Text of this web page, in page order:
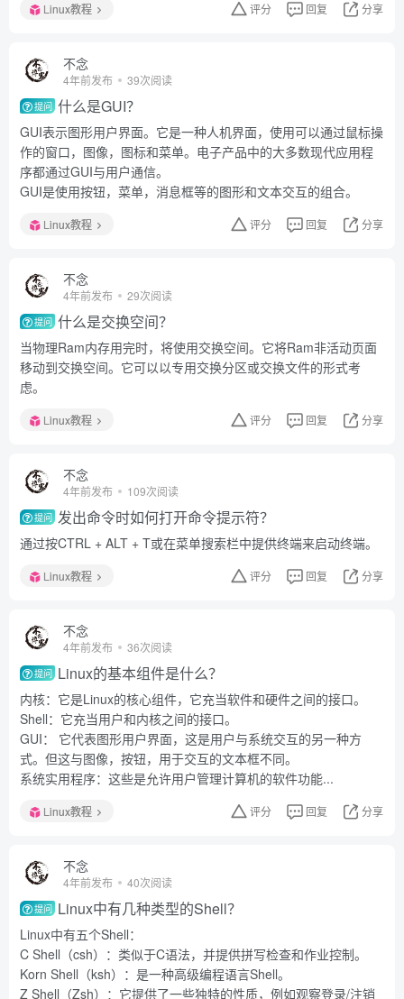
Linux教程 评分 回复 分享
不念
4年前发布 39次阅读
提问 什么是GUI？
GUI表示图形用户界面。它是一种人机界面，使用可以通过鼠标操
作的窗口，图像，图标和菜单。电子产品中的大多数现代应用程
序都通过GUI与用户通信。
GUI是使用按钮，菜单，消息框等的图形和文本交互的组合。
Linux教程 评分 回复 分享
不念
4年前发布 29次阅读
提问 什么是交换空间？
当物理Ram内存用完时，将使用交换空间。它将Ram非活动页面
移动到交换空间。它可以以专用交换分区或交换文件的形式考
虑。
Linux教程 评分 回复 分享
不念
4年前发布 109次阅读
提问 发出命令时如何打开命令提示符？
通过按CTRL + ALT + T或在菜单搜索栏中提供终端来启动终端。
Linux教程 评分 回复 分享
不念
4年前发布 36次阅读
提问 Linux的基本组件是什么？
内核：它是Linux的核心组件，它充当软件和硬件之间的接口。
Shell：它充当用户和内核之间的接口。
GUI： 它代表图形用户界面，这是用户与系统交互的另一种方
式。但这与图像，按钮，用于交互的文本框不同。
系统实用程序：这些是允许用户管理计算机的软件功能...
Linux教程 评分 回复 分享
不念
4年前发布 40次阅读
提问 Linux中有几种类型的Shell？
Linux中有五个Shell：
C Shell（csh）：类似于C语法，并提供拼写检查和作业控制。
Korn Shell（ksh）：是一种高级编程语言Shell。
Z Shell（Zsh）：它提供了一些独特的性质，例如观察登录/注销